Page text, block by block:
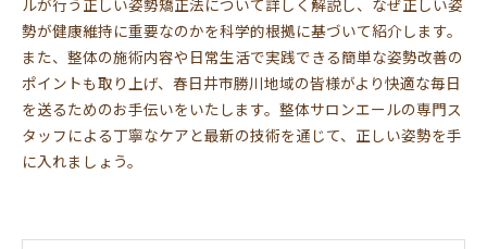
ルが行う正しい姿勢矯正法について詳しく解説し、なぜ正しい姿
勢が健康維持に重要なのかを科学的根拠に基づいて紹介します。
また、整体の施術内容や日常生活で実践できる簡単な姿勢改善の
ポイントも取り上げ、春日井市勝川地域の皆様がより快適な毎日
を送るためのお手伝いをいたします。整体サロンエールの専門ス
タッフによる丁寧なケアと最新の技術を通じて、正しい姿勢を手
に入れましょう。